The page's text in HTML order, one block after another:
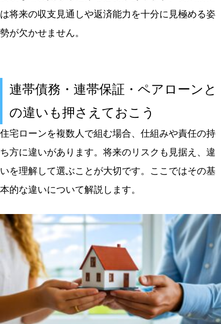
キーワードから記事を検索
カテゴリから記事を検索
は将来の収支見通しや返済能力を十分に見極める姿
勢が欠かせません。
連帯債務・連帯保証・ペアローンと
の違いも押さえておこう
住宅ローンを複数人で組む場合、仕組みや責任の持
ち方に違いがあります。将来のリスクも見据え、違
いを理解して選ぶことが大切です。ここではその基
本的な違いについて解説します。